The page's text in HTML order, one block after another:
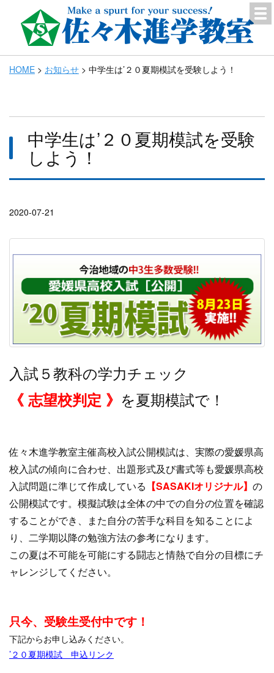
HOME > お知らせ > 中学生は’２０夏期模試を受験しよう！
中学生は’２０夏期模試を受験
しよう！
2020-07-21
入試５教科の学力チェック
《 志望校判定 》 を夏期模試で！
佐々木進学教室主催高校入試公開模試は、実際の愛媛県高
校入試の傾向に合わせ、出題形式及び書式等も愛媛県高校
入試問題に準じて作成している 【SASAKIオリジナル】 の
公開模試です。模擬試験は全体の中での自分の位置を確認
することができ、また自分の苦手な科目を知ることによ
り、二学期以降の勉強方法の参考になります。
この夏は不可能を可能にする闘志と情熱で自分の目標にチ
ャレンジしてください。
只今、受験生受付中です！
下記からお申し込みください。
’２０夏期模試 申込リンク